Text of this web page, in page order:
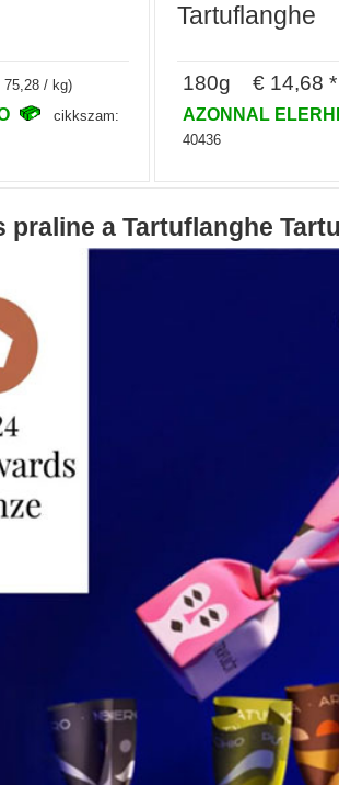
75,28 / kg)
cikkszam:
Tartuflanghe
180g € 14,68 *
AZONNAL
40436
praline a Tartuflanghe